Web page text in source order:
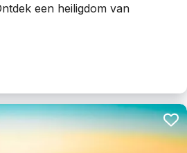
een heiligdom van